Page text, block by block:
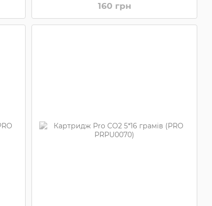
160 грн